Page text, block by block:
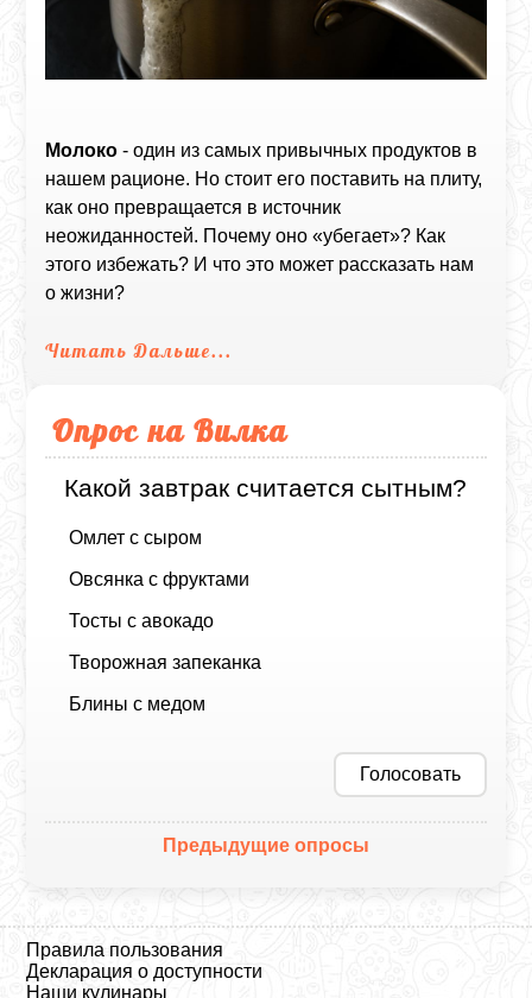
Молоко - один из самых привычных продуктов в
нашем рационе. Но стоит его поставить на плиту,
как оно превращается в источник
неожиданностей. Почему оно «убегает»? Как
этого избежать? И что это может рассказать нам
о жизни?
Читать Дальше...
Опрос на Вилка
Какой завтрак считается сытным?
Омлет с сыром
Овсянка с фруктами
Тосты с авокадо
Творожная запеканка
Блины с медом
Голосовать
Предыдущие опросы
Правила пользования
Декларация о доступности
Наши кулинары